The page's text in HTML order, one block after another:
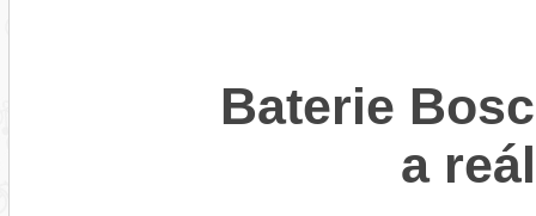
Baterie
a